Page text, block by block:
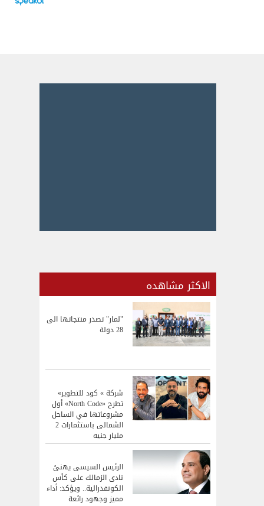
الاكثر مشاهده
"لمار" تصدر منتجاتها الى
28 دولة
شركة » كود للتطوير»
تطرح «North Code» أول
مشروعاتها في الساحل
الشمالى باستثمارات 2
مليار جنيه
الرئيس السيسى يهنئ
نادى الزمالك على كأس
الكونفدرالية.. ويؤكد: أداء
مميز وجهود رائعة